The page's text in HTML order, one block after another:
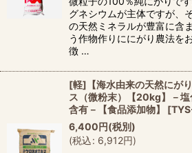
グネシウムが主体ですが、
の天然ミネラルが豊富に含
う作物作りににがり農法を
徴 …
[軽]【海水由来の天然にが
ス（微粉末）【20kg】－
含有－【食品添加物】
[
6,400円(税別)
(税込: 6,912円)